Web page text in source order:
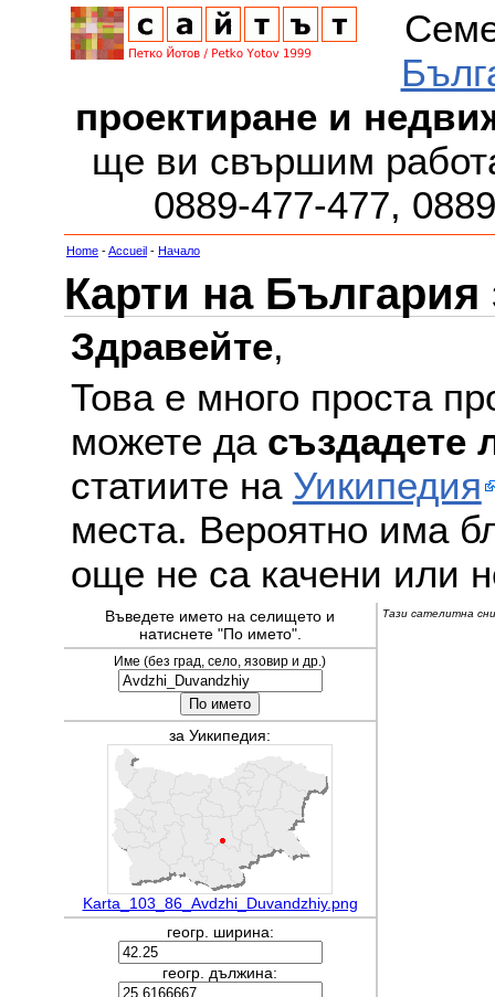
проектиране и
ще ви свършим
0889-477-477,
Home -Accueil - Начало
Карти на България
Здравейте,
Това е много проста
можете да създадете
статиите на Уикипедия
места. Вероятно има
още не са качени или
Въведете името на селището и
натиснете "По името".
Тази сателитна
Име (без град, село, язовир и др.)
за Уикипедия:
Karta_103_86_Avdzhi_Duvandzhiy.png
геогр. ширина:
геогр. дължина: